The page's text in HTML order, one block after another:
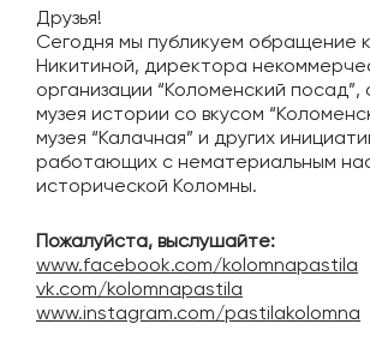
Друзья!
Сегодня мы публикуем обращение
Никитиной, директора
организации “Коломенский посад”,
музея истории со вкусом
музея “Калачная” и других
работающих с нематериальным
исторической Коломны.
Пожалуйста, выслушайте:
www.facebook.com/kolomnapastila
vk.com/kolomnapastila
www.instagram.com/pastilakolomna